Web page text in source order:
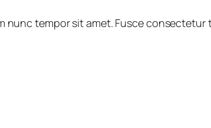
nunc tempor sit amet. Fusce